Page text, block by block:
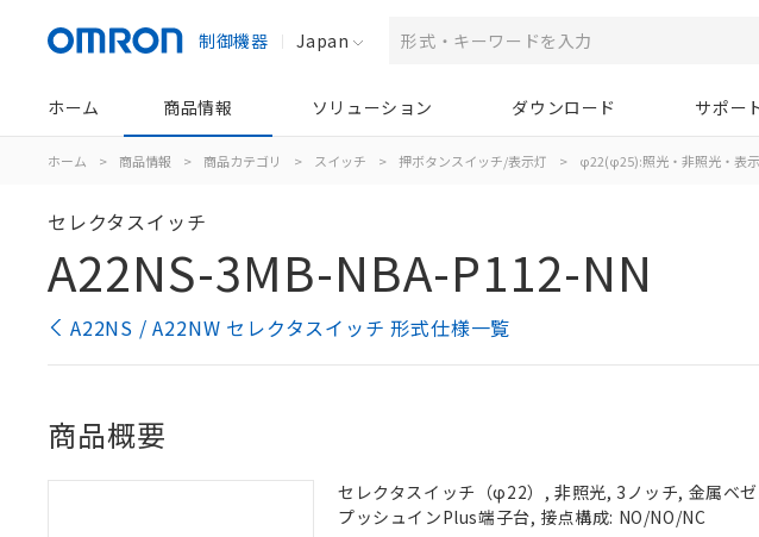
制御機器 Japan
ホーム 商品情報 ソリューション ダウンロード サポー
ホーム > 商品情報 > 商品カテゴリ > スイッチ > 押ボタンスイッチ/表示灯 > φ22(φ25):照光・非照光・表
セレクタスイッチ
A22NS-3MB-NBA-P112-NN
A22NS / A22NW セレクタスイッチ 形式仕様一覧
商品概要
セレクタスイッチ（φ22）, 非照光, 3ノッチ, 金属ベ
プッシュインPlus端子台, 接点構成: NO/NO/NC